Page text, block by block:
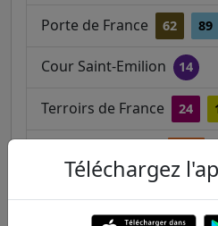
Porte de France 62 89
Cour Saint-Emilion 14
Terroirs de France 24
111
Téléchargez